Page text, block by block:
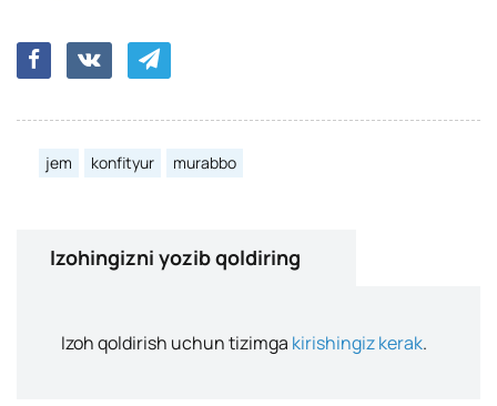
jem konfityur murabbo
Izohingizni yozib qoldiring
Izoh qoldirish uchun tizimga kirishingiz kerak.